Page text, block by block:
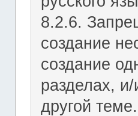
8.2.6.
создание
создание
разделах,
другой теме.